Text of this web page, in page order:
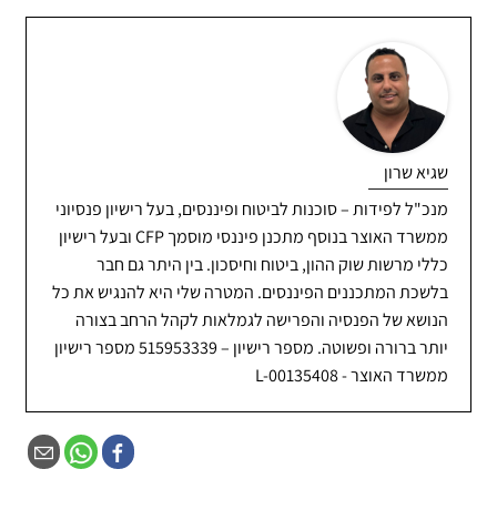
מאחר ולהחלטות יש משמעות ארוכת טווח על סכומי כסף
גדולים מאוד.
חייבת במס בעת המשיכה.
שגיא שרון
מנכ"ל לפידות – סוכנות לביטוח ופיננסים, בעל רישיון פנסיוני
ממשרד האוצר בנוסף מתכנן פיננסי מוסמך CFP ובעל רישיון
כללי מרשות שוק ההון, ביטוח וחיסכון. בין היתר גם חבר
בלשכת המתכננים הפיננסים. המטרה שלי היא להנגיש את כל
הנושא של הפנסיה והפרישה לגמלאות לקהל הרחב בצורה
יותר ברורה ופשוטה. מספר רישיון – 515953339 מספר רישיון
ממשרד האוצר - L-00135408